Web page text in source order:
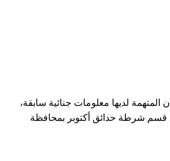
المتهمة لديها معلومات جنائية سابقة،
قسم شرطة حدائق أكتوبر بمحافظة